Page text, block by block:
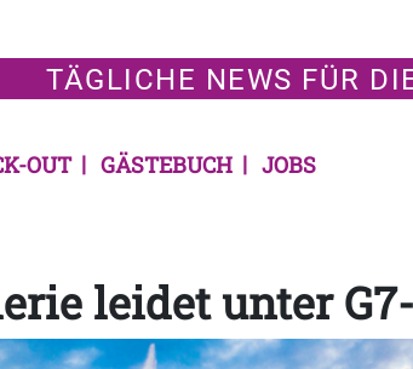
TÄGLICHE NEWS FÜR
OUT GÄSTEBUCH JOBS
leidet unter